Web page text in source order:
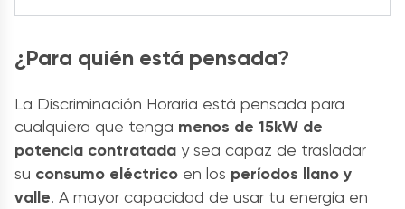
¿Para quién está pensada?
La Discriminación Horaria está pensada para
cualquiera que tenga menos de 15kW de
potencia contratada y sea capaz de trasladar
su consumo eléctrico en los períodos llano y
valle. A mayor capacidad de usar tu energía en